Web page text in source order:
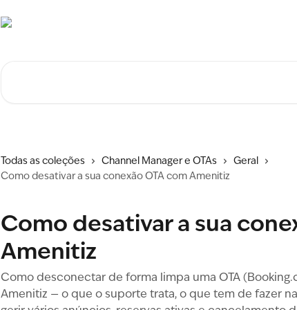
Todas as coleções Channel Manager e OTAs
Geral
Como desativar a sua conexão OTA com Amenitiz
Como desativar a sua
Amenitiz
Como desconectar de forma limpa uma OTA
Amenitiz — o que o suporte trata, o que tem de fazer